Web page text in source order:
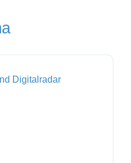
Digitalradar